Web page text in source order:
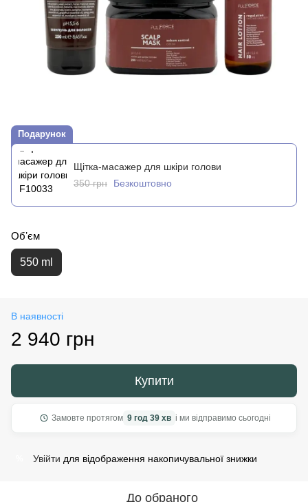
Подарунок
Щітка-масажер для шкіри голови
350 грн
Безкоштовно
Обʼєм
550 ml
В наявності
2 940 грн
Купити
Замовте протягом 9 год 39 хв і ми відправимо сьогодні
Увійти для відображення накопичувальної знижки
До обраного